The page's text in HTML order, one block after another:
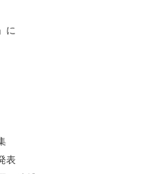
に
表